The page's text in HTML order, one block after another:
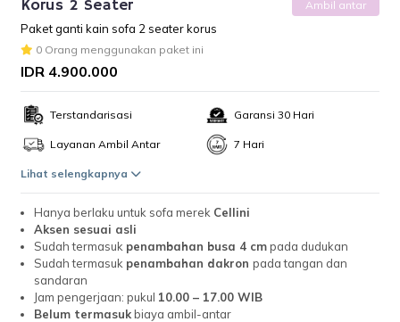
Korus 2 Seater Ambil antar
Paket ganti kain sofa 2 seater korus
0 Orang menggunakan paket ini
IDR 4.900.000
Terstandarisasi Garansi 30 Hari
Layanan Ambil Antar 7 Hari
Lihat selengkapnya
Hanya berlaku untuk sofa merek Cellini
Aksen sesuai asli
Sudah termasuk penambahan busa 4 cmpada dudukan
Sudah termasuk penambahan dakronpada tangan dan
sandaran
Jam pengerjaan: pukul 10.00 – 17.00 WIB
Belum termasuk biaya ambil-antar